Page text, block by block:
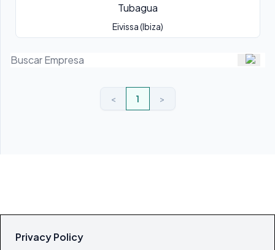
Privacy Policy
Tubagua
Eivissa (Ibiza)
< 1 >